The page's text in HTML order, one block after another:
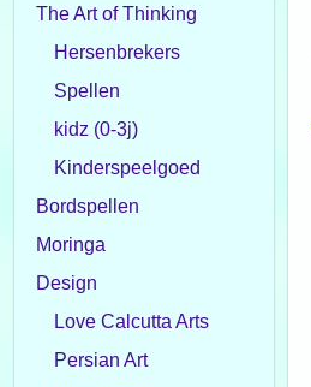
The Art of Thinking
Hersenbrekers
Spellen
kidz (0-3j)
Kinderspeelgoed
Bordspellen
Moringa
Design
Love Calcutta Arts
Persian Art